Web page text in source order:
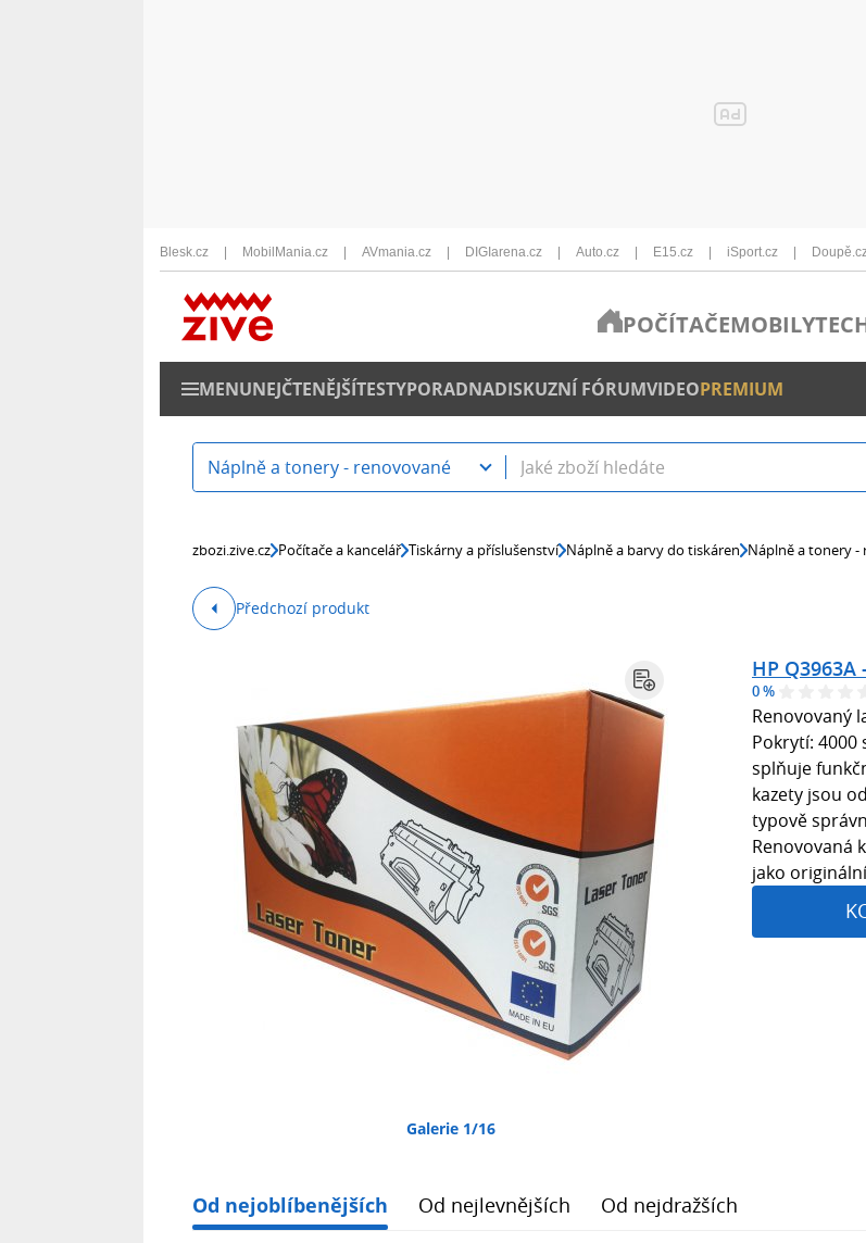
Blesk.cz MobilMania.cz AVmania.cz DIGIarena.cz Auto.cz E15.cz iSport.cz
POČÍTAČEMOBILY
MENUNEJČTENĚJŠÍTESTYPORADNADISKUZNÍ FÓRUMVIDEOPREMIUM
Náplně a tonery - renovované
zbozi.zive.cz Počítače a kancelář Tiskárny a příslušenství Náplně a barvy do tiskáren Náplně a tonery -
Předchozí produkt
Galerie 1/16
HP
0 %
Renovovaný
Pokrytí:
splňuje
kazety jsou
typově
Renovovaná
jako
Od nejoblíbenějších Od nejlevnějších Od nejdražších